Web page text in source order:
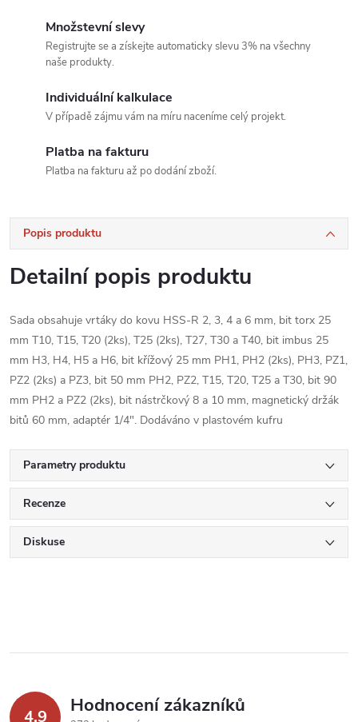
Množstevní slevy
Registrujte se a získejte automaticky slevu 3% na všechny
naše produkty.
Individuální kalkulace
V případě zájmu vám na míru naceníme celý projekt.
Platba na fakturu
Platba na fakturu až po dodání zboží.
Popis produktu
Detailní popis produktu
Sada obsahuje vrtáky do kovu HSS-R 2, 3, 4 a 6 mm, bit torx 25
mm T10, T15, T20 (2ks), T25 (2ks), T27, T30 a T40, bit imbus 25
mm H3, H4, H5 a H6, bit křížový 25 mm PH1, PH2 (2ks), PH3, PZ1,
PZ2 (2ks) a PZ3, bit 50 mm PH2, PZ2, T15, T20, T25 a T30, bit 90
mm PH2 a PZ2 (2ks), bit nástrčkový 8 a 10 mm, magnetický držák
bitů 60 mm, adaptér 1/4". Dodáváno v plastovém kufru
Parametry produktu
Recenze
Diskuse
4,9 Hodnocení zákazníků